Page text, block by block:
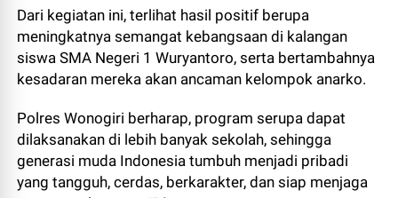
Dari kegiatan ini, terlihat hasil positif berupa
meningkatnya semangat kebangsaan di kalangan
siswa SMA Negeri 1 Wuryantoro, serta bertambahnya
kesadaran mereka akan ancaman kelompok anarko.
Polres Wonogiri berharap, program serupa dapat
dilaksanakan di lebih banyak sekolah, sehingga
generasi muda Indonesia tumbuh menjadi pribadi
yang tangguh, cerdas, berkarakter, dan siap menjaga